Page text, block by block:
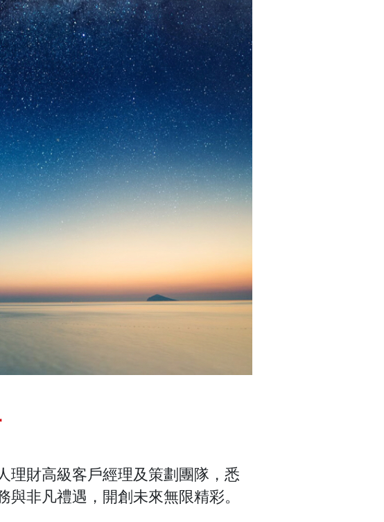
理財高級客戶經理及策劃團隊，悉
非凡禮遇，開創未來無限精彩。